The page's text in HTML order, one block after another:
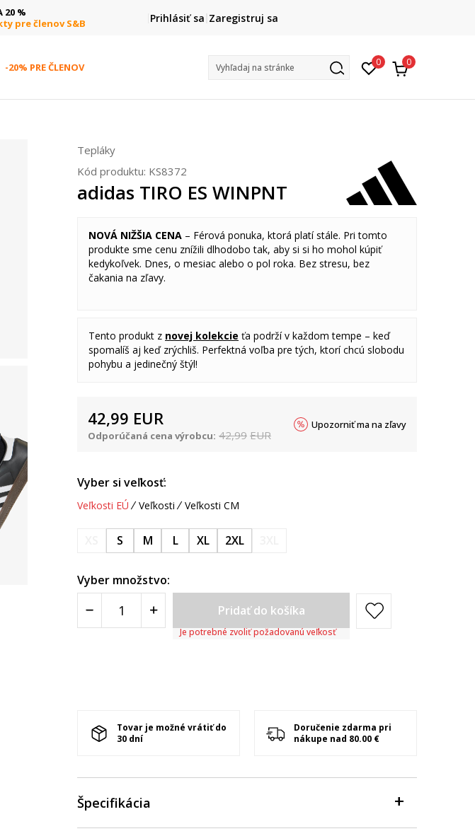
20 %
pre členov S&B
DOPRAVA ZADARMO
pri objednaní nad 80 € (neplatí pre Click&Collect)
Prihlásiť sa Zaregistruj sa
-20% PRE ČLENOV Vyhľadaj na stránke 0 0
Tepláky
Kód produktu: KS8372
adidas TIRO ES WINPNT
NOVÁ NIŽŠIA CENA – Férová ponuka, ktorá platí stále. Pri tomto
produkte sme cenu znížili dlhodobo tak, aby si si ho mohol kúpiť
kedykoľvek. Dnes, o mesiac alebo o pol roka. Bez stresu, bez
čakania na zľavy.
Tento produkt z novej kolekcie ťa podrží v každom tempe – keď
spomalíš aj keď zrýchliš. Perfektná voľba pre tých, ktorí chcú slobodu
pohybu a jedinečný štýl!
42,99 EUR
Odporúčaná cena výrobcu: 42,99 EUR
Upozorniť ma na zľavy
Vyber si veľkosť:
Veľkosti EÚ Veľkosti Veľkosti CM
S M L XL 2XL
Vyber množstvo:
Pridať do košíka
Je potrebné zvoliť požadovanú veľkosť
Tovar je možné vrátiť do
30 dní
Doručenie zdarma pri
nákupe nad 80.00 €
Špecifikácia